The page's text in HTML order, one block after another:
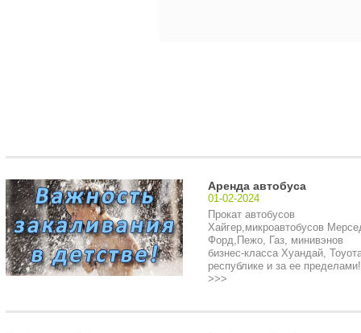
Аренда автобуса
01-02-2024
Прокат автобусов
Хайгер,микроавтобусов
Форд,Пежо, Газ, минивэнов
бизнес-класса Хуандай,
республике и за ее
>>>